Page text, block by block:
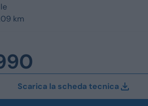
km
Scarica la scheda tecnica